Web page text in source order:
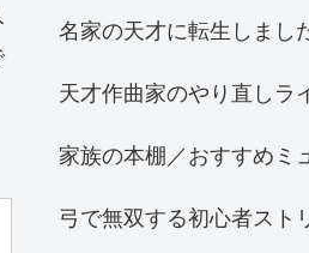
名家の天才に転生しまし
天才作曲家のやり直しラ
家族の本棚／おすすめミ
弓で無双する初心者スト